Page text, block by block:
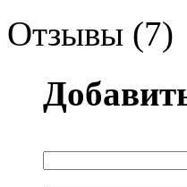
Отзывы (7)